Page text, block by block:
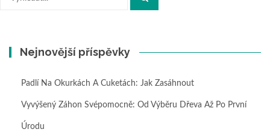
Nejnovější příspěvky
Padlí Na Okurkách A Cuketách: Jak Zasáhnout
Vyvýšený Záhon Svépomocně: Od Výběru Dřeva Až Po První
Úrodu